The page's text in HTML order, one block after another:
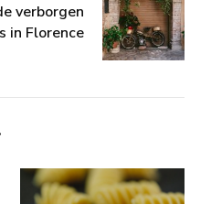
verborgen
in Florence